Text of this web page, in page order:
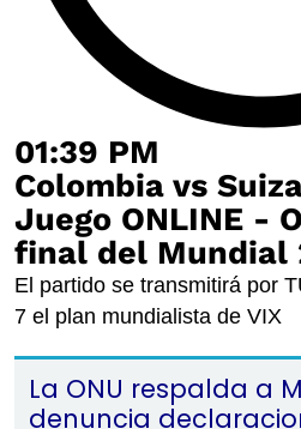
01:39 PM
Colombia vs
Juego ONLINE -
final del Mundial
El partido se transmitirá por
7 el plan mundialista de VIX
La ONU respalda a
denuncia